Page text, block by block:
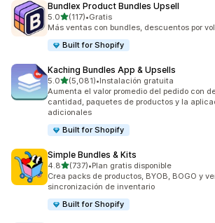
Bundlex Product Bundles Upsell
5.0de 5 estrellas
(117)
117 reseñas en total
•Gratis
Más ventas con bundles, descuentos por
Built for Shopify
Kaching Bundles App & Upsells
5.0de 5 estrellas
(5,081)
5081 reseñas en total
•Instalación gratuita
Aumenta el valor promedio del pedido con
cantidad, paquetes de productos y la
adicionales
Built for Shopify
Simple Bundles & Kits
4.8de 5 estrellas
(737)
737 reseñas en total
•Plan gratis disponible
Crea packs de productos, BYOB, BOGO y
sincronización de inventario
Built for Shopify